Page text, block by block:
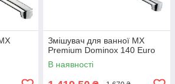
Змішувач для ванної MX
Premium Dominox 140 Euro
В наявності